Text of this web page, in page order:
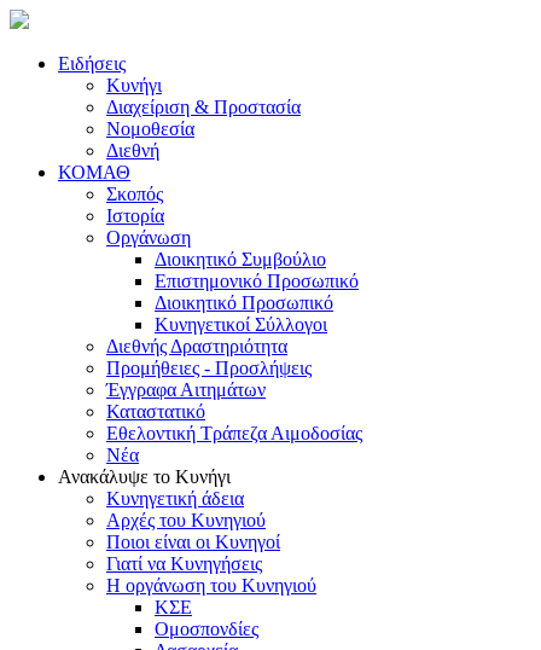
Ειδήσεις
Κυνήγι
Διαχείριση & Προστασία
Νομοθεσία
Διεθνή
ΚΟΜΑΘ
Σκοπός
Ιστορία
Οργάνωση
Διοικητικό Συμβούλιο
Επιστημονικό Προσωπικό
Διοικητικό Προσωπικό
Κυνηγετικοί Σύλλογοι
Διεθνής Δραστηριότητα
Προμήθειες - Προσλήψεις
Έγγραφα Αιτημάτων
Καταστατικό
Εθελοντική Τράπεζα Αιμοδοσίας
Νέα
Ανακάλυψε το Κυνήγι
Κυνηγετική άδεια
Αρχές του Κυνηγιού
Ποιοι είναι οι Κυνηγοί
Γιατί να Κυνηγήσεις
Η οργάνωση του Κυνηγιού
ΚΣΕ
Ομοσπονδίες